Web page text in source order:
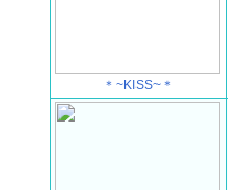
＊~KISS~＊